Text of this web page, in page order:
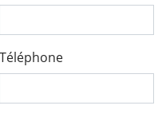
Téléphone